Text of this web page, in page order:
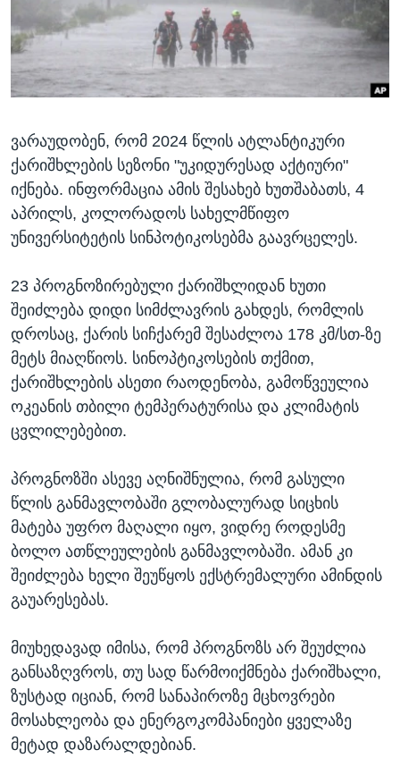
ᲡᲢᲣᲓᲘᲐ ᲕᲐᲨᲘᲜᲒᲢᲝᲜᲘ
ᲔᲙᲝᲜᲝᲛᲘᲙᲐ
ᲯᲐᲜᲛᲠᲗᲔᲚᲝᲑᲐ
ᲛᲔᲪᲜᲘᲔᲠᲔᲑᲐ
ᲙᲣᲚᲢᲣᲠᲐ
ᲒᲐᲚᲘᲚᲔᲝ
ᲓᲔᲖᲘᲜᲤᲝᲠᲛᲐᲪᲘᲐ
Learning English
ᲗᲕᲐᲚᲘ ᲒᲕᲐᲓᲔᲕᲜᲔᲗ
ენები
ვარაუდობენ, რომ 2024 წლის ატლანტიკური
ქარიშხლების სეზონი "უკიდურესად აქტიური"
იქნება. ინფორმაცია ამის შესახებ ხუთშაბათს, 4
აპრილს, კოლორადოს სახელმწიფო
უნივერსიტეტის სინპოტიკოსებმა გაავრცელეს.
23 პროგნოზირებული ქარიშხლიდან ხუთი
შეიძლება დიდი სიმძლავრის გახდეს, რომლის
დროსაც, ქარის სიჩქარემ შესაძლოა 178 კმ/სთ-ზე
მეტს მიაღწიოს. სინოპტიკოსების თქმით,
ქარიშხლების ასეთი რაოდენობა, გამოწვეულია
ოკეანის თბილი ტემპერატურისა და კლიმატის
ცვლილებებით.
პროგნოზში ასევე აღნიშნულია, რომ გასული
წლის განმავლობაში გლობალურად სიცხის
მატება უფრო მაღალი იყო, ვიდრე როდესმე
ბოლო ათწლეულების განმავლობაში. ამან კი
შეიძლება ხელი შეუწყოს ექსტრემალური ამინდის
გაუარესებას.
მიუხედავად იმისა, რომ პროგნოზს არ შეუძლია
განსაზღვროს, თუ სად წარმოიქმნება ქარიშხალი,
ზუსტად იციან, რომ სანაპიროზე მცხოვრები
მოსახლეობა და ენერგოკომპანიები ყველაზე
მეტად დაზარალდებიან.